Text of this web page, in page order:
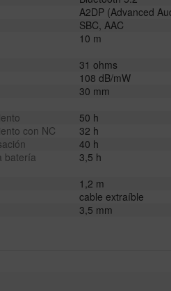
A2DP (Advanced
SBC, AAC
10 m
31 ohms
108 dB/mW
30 mm
50 h
con NC
32 h
40 h
batería
3,5 h
1,2 m
cable extraíble
3,5 mm